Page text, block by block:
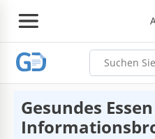
Gesundes